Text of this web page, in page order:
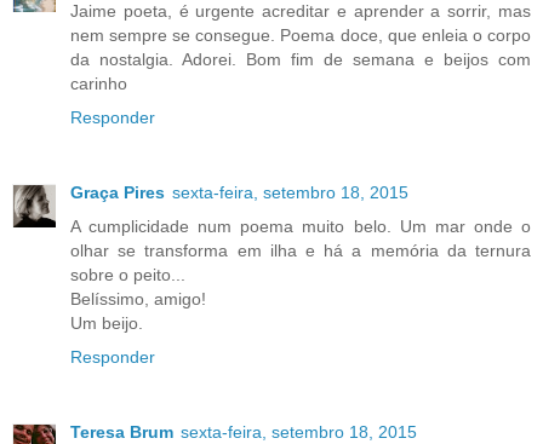
Jaime poeta, é urgente acreditar e aprender a sorrir, mas
nem sempre se consegue. Poema doce, que enleia o corpo
da nostalgia. Adorei. Bom fim de semana e beijos com
carinho
Responder
Graça Pires sexta-feira, setembro 18, 2015
A cumplicidade num poema muito belo. Um mar onde o
olhar se transforma em ilha e há a memória da ternura
sobre o peito...
Belíssimo, amigo!
Um beijo.
Responder
Teresa Brum sexta-feira, setembro 18, 2015